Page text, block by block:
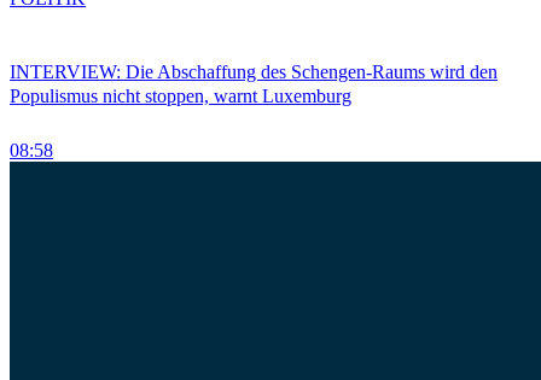
INTERVIEW: Die Abschaffung des Schengen-Raums wird den
Populismus nicht stoppen, warnt Luxemburg
08:58